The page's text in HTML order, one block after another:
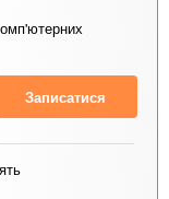
Записатися